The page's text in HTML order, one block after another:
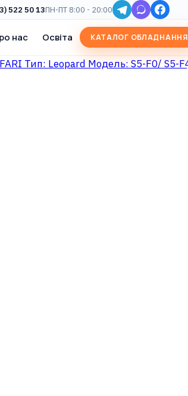
522 50 13ПН-ПТ 8:00 - 20:00
нас Освіта КАТАЛОГ ОБЛАДНАННЯ